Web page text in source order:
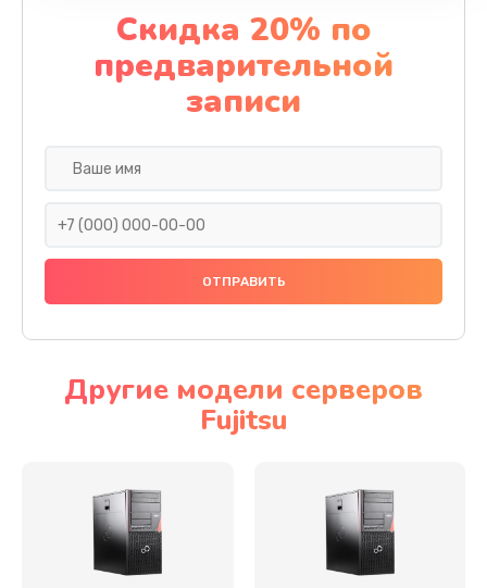
Скидка 20% по
предварительной
записи
Другие модели серверов
Fujitsu